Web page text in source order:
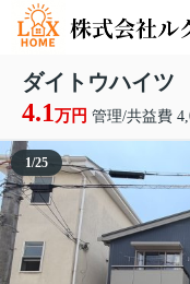
ダイトウハイツ
4.1万円 管理/共益費
1/25